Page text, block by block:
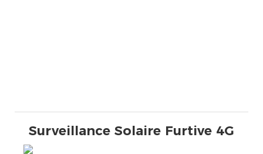
Surveillance Solaire Furtive 4G